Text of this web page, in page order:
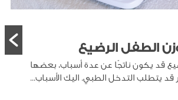
الطفل الرضيع
قد يكون ناتجًا عن عدة أسباب، بعضها
يتطلب التدخل الطبي. اليك الأسباب...